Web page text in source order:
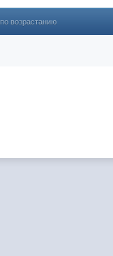
по возрастанию